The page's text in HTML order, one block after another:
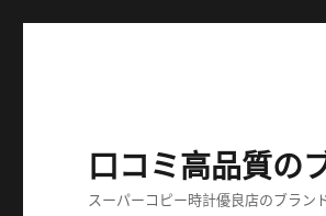
口コミ高品質の
スーパーコピー時計優良店のブラン